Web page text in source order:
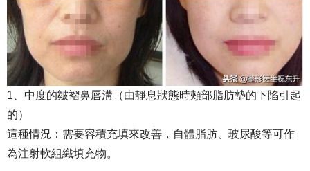
1、中度的皺褶鼻唇溝（由靜息狀態時頰部脂肪墊的下陷引起
的）
這種情況：需要容積充填來改善，自體脂肪、玻尿酸等可作
為注射軟組織填充物。